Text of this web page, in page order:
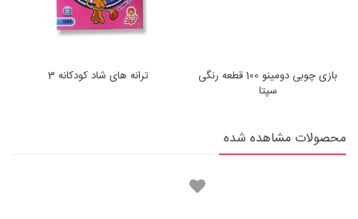
بازی چوبی دومینو 100 قطعه رنگی
سپتا
ترانه های شاد کودکانه 3
محصولات مشاهده شده